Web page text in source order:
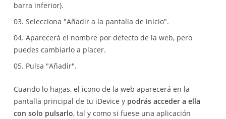
barra inferior).
Selecciona "Añadir a la pantalla de inicio".
Aparecerá el nombre por defecto de la web, pero
puedes cambiarlo a placer.
Pulsa "Añadir".
Cuando lo hagas, el icono de la web aparecerá en la
pantalla principal de tu iDevice y podrás acceder a ella
con solo pulsarlo, tal y como si fuese una aplicación